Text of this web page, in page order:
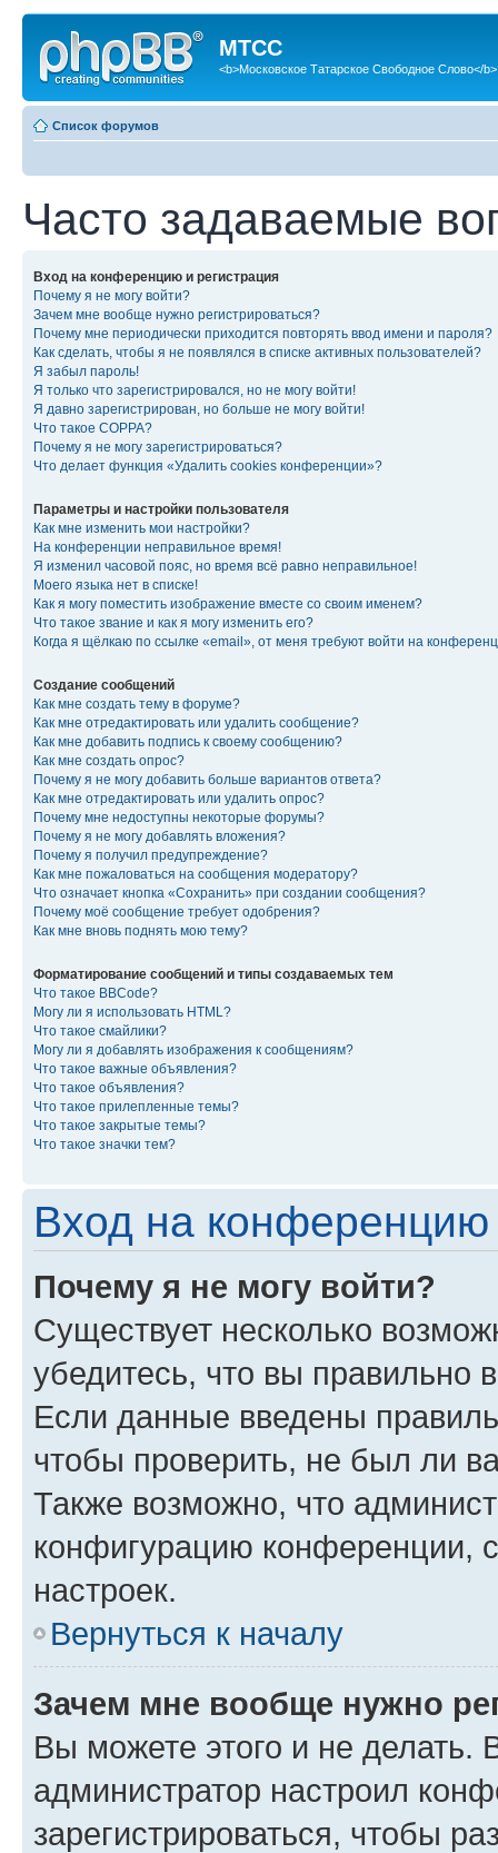
МТСС
<b>Московское Татарское Свободное Слово</b>
Список форумов
Часто задаваемые
Вход на конференцию и регистрация
Почему я не могу войти?
Зачем мне вообще нужно регистрироваться?
Почему мне периодически приходится повторять ввод имени и пароля?
Как сделать, чтобы я не появлялся в списке активных пользователей?
Я забыл пароль!
Я только что зарегистрировался, но не могу войти!
Я давно зарегистрирован, но больше не могу войти!
Что такое COPPA?
Почему я не могу зарегистрироваться?
Что делает функция «Удалить cookies конференции»?
Параметры и настройки пользователя
Как мне изменить мои настройки?
На конференции неправильное время!
Я изменил часовой пояс, но время всё равно неправильное!
Моего языка нет в списке!
Как я могу поместить изображение вместе со своим именем?
Что такое звание и как я могу изменить его?
Когда я щёлкаю по ссылке «email», от меня требуют войти на
Создание сообщений
Как мне создать тему в форуме?
Как мне отредактировать или удалить сообщение?
Как мне добавить подпись к своему сообщению?
Как мне создать опрос?
Почему я не могу добавить больше вариантов ответа?
Как мне отредактировать или удалить опрос?
Почему мне недоступны некоторые форумы?
Почему я не могу добавлять вложения?
Почему я получил предупреждение?
Как мне пожаловаться на сообщения модератору?
Что означает кнопка «Сохранить» при создании сообщения?
Почему моё сообщение требует одобрения?
Как мне вновь поднять мою тему?
Форматирование сообщений и типы создаваемых тем
Что такое BBCode?
Могу ли я использовать HTML?
Что такое смайлики?
Могу ли я добавлять изображения к сообщениям?
Что такое важные объявления?
Что такое объявления?
Что такое прилепленные темы?
Что такое закрытые темы?
Что такое значки тем?
Вход на конференцию
Почему я не могу войти?
Существует несколько
убедитесь, что вы правильно
Если данные введены
чтобы проверить, не был ли
Также возможно, что
конфигурацию конференции,
настроек.
Вернуться к началу
Зачем мне вообще нужно
Вы можете этого и не делать.
администратор настроил
зарегистрироваться, чтобы